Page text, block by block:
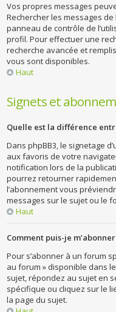
Vos propres messages
Rechercher les messages de
panneau de contrôle de
profil. Pour effectuer une
recherche avancée et
vous sont disponibles.
Haut
Signets et
Quelle est la différence
Dans phpBB3, le signetage
aux favoris de votre
notification lors de la
pourrez retourner
l’abonnement vous
messages sur le sujet ou le
Haut
Comment puis-je
Pour s’abonner à un forum
au forum » disponible dans
sujet, répondez au sujet en
spécifique ou cliquez sur le
la page du sujet.